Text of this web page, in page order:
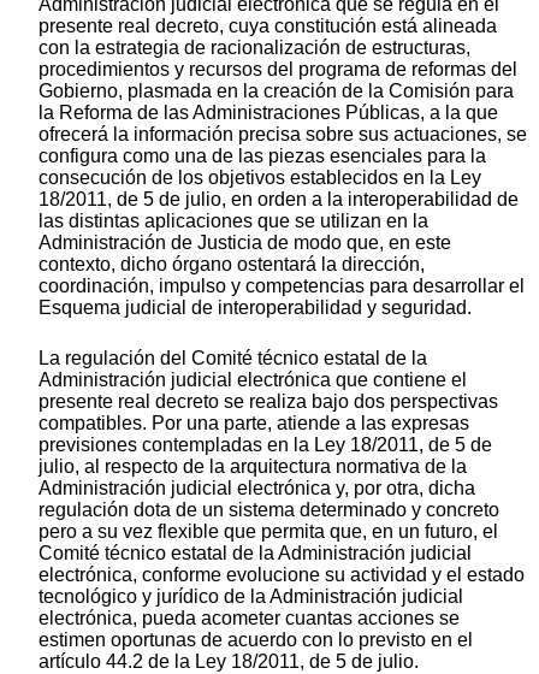
Administración judicial electrónica que se regula en el
presente real decreto, cuya constitución está alineada
con la estrategia de racionalización de estructuras,
procedimientos y recursos del programa de reformas del
Gobierno, plasmada en la creación de la Comisión para
la Reforma de las Administraciones Públicas, a la que
ofrecerá la información precisa sobre sus actuaciones, se
configura como una de las piezas esenciales para la
consecución de los objetivos establecidos en la Ley
18/2011, de 5 de julio, en orden a la interoperabilidad de
las distintas aplicaciones que se utilizan en la
Administración de Justicia de modo que, en este
contexto, dicho órgano ostentará la dirección,
coordinación, impulso y competencias para desarrollar el
Esquema judicial de interoperabilidad y seguridad.
La regulación del Comité técnico estatal de la
Administración judicial electrónica que contiene el
presente real decreto se realiza bajo dos perspectivas
compatibles. Por una parte, atiende a las expresas
previsiones contempladas en la Ley 18/2011, de 5 de
julio, al respecto de la arquitectura normativa de la
Administración judicial electrónica y, por otra, dicha
regulación dota de un sistema determinado y concreto
pero a su vez flexible que permita que, en un futuro, el
Comité técnico estatal de la Administración judicial
electrónica, conforme evolucione su actividad y el estado
tecnológico y jurídico de la Administración judicial
electrónica, pueda acometer cuantas acciones se
estimen oportunas de acuerdo con lo previsto en el
artículo 44.2 de la Ley 18/2011, de 5 de julio.